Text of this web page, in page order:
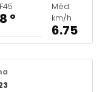
F45
8 º
Méd.
km/h
6.75